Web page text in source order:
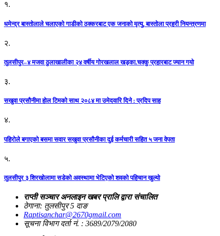
१.
धमेन्द्र बास्तोलाले चलाएको गाडीको ठक्करबाट एक जनाको मृत्यु, बास्तोला प्रहरी नियन्त्रणमा
२.
तुलसीपुर–४ मजवा ठुलाखालीका २४ वर्षीय गोरखलाल खड्का.चक्कु प्रहारबाट ज्यान गयो
३.
सखुवा प्रसौनीमा होल टिमको साथ २०८४ मा उमेदवारि दिने : प्रदिप साह
४.
पहिराेले बगाएकाे बसमा सवार सखुवा प्रसाैनीका दुई कर्मचारी सहित ५ जना वेपता
५.
तुलसीपुर ३ शिरखोलामा सडेको अवस्थामा भेटिएको शवको पहिचान खुल्यो
राप्ती सञ्चार अनलाइन खबर प्रालि द्वारा संचालित
ठेगाना: तुलसीपुर 5 दाङ
Raptisanchar@2670gmail.com
सूचना विभाग दर्ता नं. : 3689/2079/2080